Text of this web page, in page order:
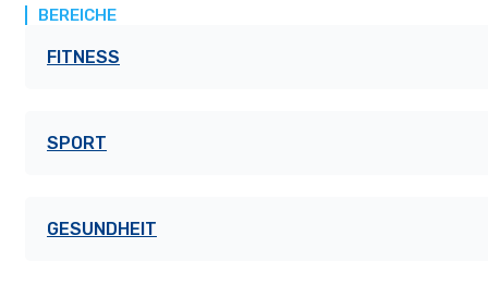
BEREICHE
FITNESS
SPORT
GESUNDHEIT